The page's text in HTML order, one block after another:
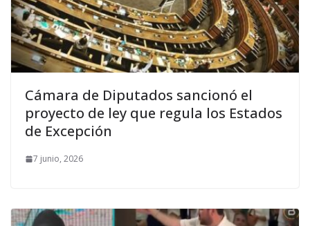
Cámara de Diputados sancionó el
proyecto de ley que regula los Estados
de Excepción
7 junio, 2026